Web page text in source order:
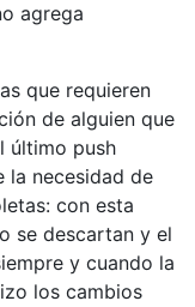
agrega
que requieren
de alguien que
último push
la necesidad de
con esta
se descartan y el
y cuando la
los cambios